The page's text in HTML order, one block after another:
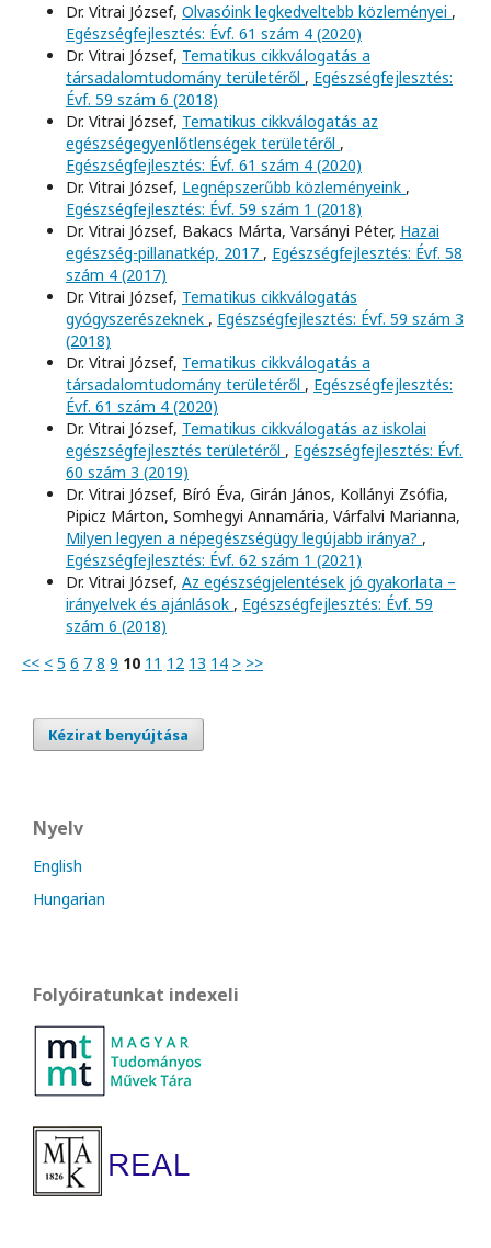
Dr. Vitrai József, Olvasóink legkedveltebb közleményei ,
Egészségfejlesztés: Évf. 61 szám 4 (2020)
Dr. Vitrai József, Tematikus cikkválogatás a
társadalomtudomány területéről , Egészségfejlesztés:
Évf. 59 szám 6 (2018)
Dr. Vitrai József, Tematikus cikkválogatás az
egészségegyenlőtlenségek területéről ,
Egészségfejlesztés: Évf. 61 szám 4 (2020)
Dr. Vitrai József, Legnépszerűbb közleményeink ,
Egészségfejlesztés: Évf. 59 szám 1 (2018)
Dr. Vitrai József, Bakacs Márta, Varsányi Péter, Hazai
egészség-pillanatkép, 2017 , Egészségfejlesztés: Évf. 58
szám 4 (2017)
Dr. Vitrai József, Tematikus cikkválogatás
gyógyszerészeknek , Egészségfejlesztés: Évf. 59 szám 3
(2018)
Dr. Vitrai József, Tematikus cikkválogatás a
társadalomtudomány területéről , Egészségfejlesztés:
Évf. 61 szám 4 (2020)
Dr. Vitrai József, Tematikus cikkválogatás az iskolai
egészségfejlesztés területéről , Egészségfejlesztés: Évf.
60 szám 3 (2019)
Dr. Vitrai József, Bíró Éva, Girán János, Kollányi Zsófia,
Pipicz Márton, Somhegyi Annamária, Várfalvi Marianna,
Milyen legyen a népegészségügy legújabb iránya? ,
Egészségfejlesztés: Évf. 62 szám 1 (2021)
Dr. Vitrai József, Az egészségjelentések jó gyakorlata –
irányelvek és ajánlások , Egészségfejlesztés: Évf. 59
szám 6 (2018)
<< < 5 6 7 8 9 10 11 12 13 14 > >>
Kézirat benyújtása
Nyelv
English
Hungarian
Folyóiratunkat indexeli